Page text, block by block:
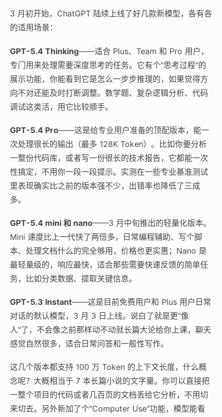
3 月初开始，ChatGPT 陆续上线了好几款新模型，各有各
的适用场景：
GPT-5.4 Thinking——适合 Plus、Team 和 Pro 用户，
专门用来处理需要深度思考的任务。它有个"思考过程"的
展示功能，你能看到它是怎么一步步推理的，如果觉得方
向不对还能及时打断调整。数学题、复杂逻辑分析、代码
调试这类活，用它比较顺手。
GPT-5.4 Pro——这是给专业用户准备的顶配版本，能一
次处理很长的输出（最多 128K Token）。比如你要分析
一整份代码库，或者写一份很长的技术报告，它都能一次
性搞定，不用你一段一段提示。实测在一些专业基准测试
里表现确实比之前的版本强不少，出错率也降低了三成
多。
GPT-5.4 mini 和 nano——3 月中旬推出的轻量化版本。
Mini 速度比上一代快了两倍多，日常编程辅助、写个脚
本、处理文档什么的完全够用，价格也更实惠；Nano 是
最轻量级的，响应最快，适合那些需要快速反馈的简单任
务，比如分类数据、提取关键信息。
GPT-5.3 Instant——这是目前免费用户和 Plus 用户日常
对话的默认模型，3 月 3 日上线。说白了就是更"像
人"了，不会像之前那样动不动就长篇大论给你上课，聊天
感觉自然很多，适合日常问答和一般性写作。
这几个版本都支持 100 万 Token 的上下文长度，什么概
念呢？大概相当于 7 本长篇小说的文字量。你可以直接把
一整个项目的代码或者几百页的文档丢给它分析，不用切
来切去。另外新加了个"Computer Use"功能，模型能看